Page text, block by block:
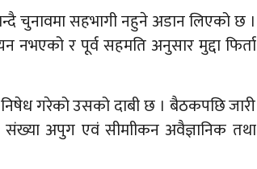
चुनावमा सहभागी नहुने अडान लिएको छ ।
र पूर्व सहमति अनुसार मुद्दा फिर्ता
गरेको उसको दाबी छ । बैठकपछि जारी
संख्या अपुग एवं सीमाीकन अवैज्ञानिक तथा